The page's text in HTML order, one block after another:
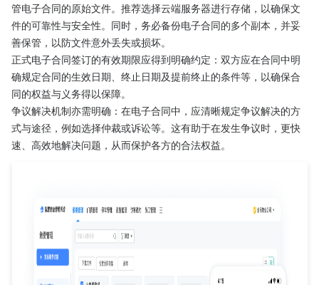
管电子合同的原始文件。推荐选择云端服务器进行存储，以确保文
件的可靠性与安全性。同时，务必备份电子合同的多个副本，并妥
善保管，以防文件意外丢失或损坏。
正式电子合同签订的有效期限应得到明确约定：双方应在合同中明
确规定合同的生效日期、终止日期及提前终止的条件等，以确保合
同的权益与义务得以保障。
争议解决机制亦需明确：在电子合同中，应清晰规定争议解决的方
式与途径，例如选择仲裁或诉讼等。这有助于在发生争议时，更快
速、高效地解决问题，从而保护各方的合法权益。